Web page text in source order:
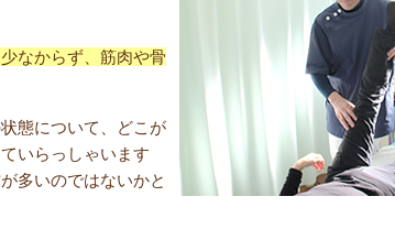
なからず、筋肉や骨
態について、どこが
いらっしゃいます
多いのではないかと